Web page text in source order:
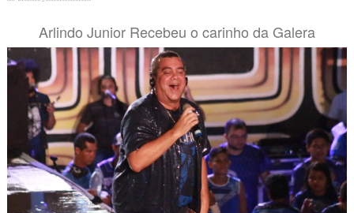
Arlindo Junior Recebeu o carinho da Galera